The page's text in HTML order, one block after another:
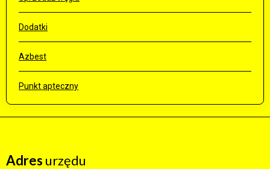
Dodatki
Azbest
Punkt apteczny
Adres urzędu